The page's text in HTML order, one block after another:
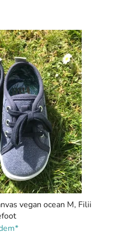
vegan ocean M, Filii